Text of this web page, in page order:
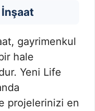
İnşaat
gayrimenkul
hale
Yeni Life
projelerinizi en